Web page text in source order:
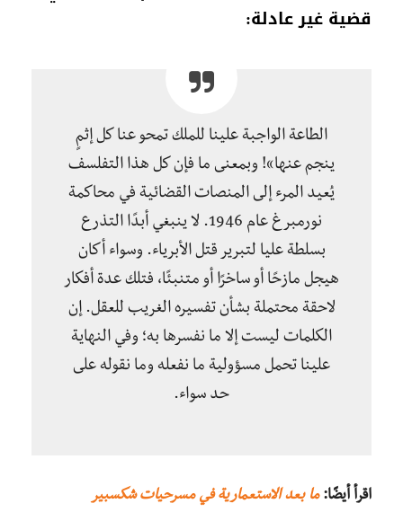
قضية غير عادلة:
الطاعة الواجبة علينا للملك تمحو عنا كل إثمٍ
ينجم عنها»! وبمعنى ما فإن كل هذا التفلسف
يُعيد المرء إلى المنصات القضائية في محاكمة
نورمبرغ عام 1946. لا ينبغي أبدًا التذرع
بسلطة عليا لتبرير قتل الأبرياء. وسواء أكان
هيجل مازحًا أو ساخرًا أو متنبئًا، فتلك عدة أفكار
لاحقة محتملة بشأن تفسيره الغريب للعقل. إن
الكلمات ليست إلا ما نفسرها به؛ وفي النهاية
علينا تحمل مسؤولية ما نفعله وما نقوله على
حد سواء.
اقرأ أيضًا:ما بعد الاستعمارية في مسرحيات شكسبير